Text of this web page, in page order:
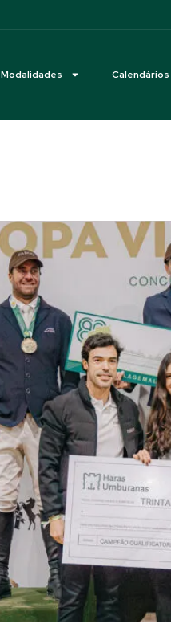
Modalidades Calendários